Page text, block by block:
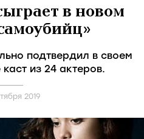
в новом
подтвердил в своем
из 24 актеров.
2019